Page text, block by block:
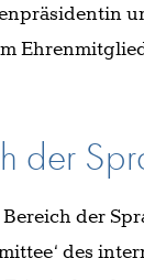
der
der
des